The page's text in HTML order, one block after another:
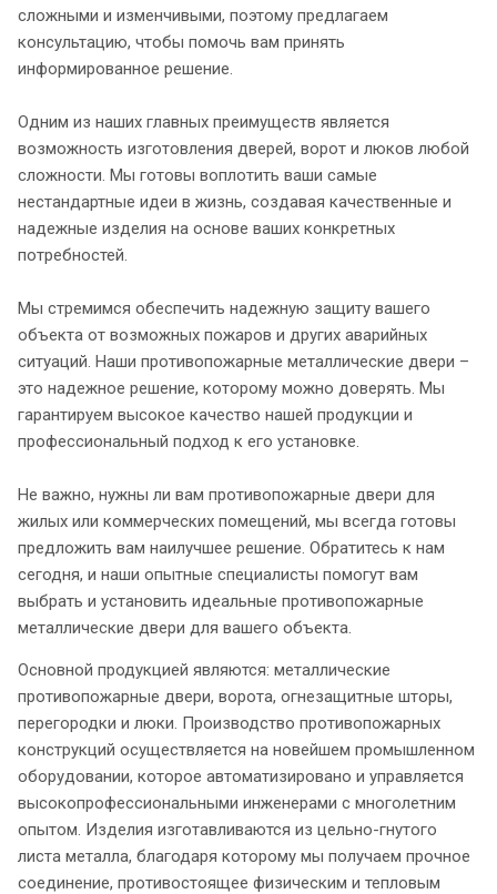
сложными и изменчивыми, поэтому предлагаем
консультацию, чтобы помочь вам принять
информированное решение.
Одним из наших главных преимуществ является
возможность изготовления дверей, ворот и люков любой
сложности. Мы готовы воплотить ваши самые
нестандартные идеи в жизнь, создавая качественные и
надежные изделия на основе ваших конкретных
потребностей.
Мы стремимся обеспечить надежную защиту вашего
объекта от возможных пожаров и других аварийных
ситуаций. Наши противопожарные металлические двери –
это надежное решение, которому можно доверять. Мы
гарантируем высокое качество нашей продукции и
профессиональный подход к его установке.
Не важно, нужны ли вам противопожарные двери для
жилых или коммерческих помещений, мы всегда готовы
предложить вам наилучшее решение. Обратитесь к нам
сегодня, и наши опытные специалисты помогут вам
выбрать и установить идеальные противопожарные
металлические двери для вашего объекта.
Основной продукцией являются: металлические
противопожарные двери, ворота, огнезащитные шторы,
перегородки и люки. Производство противопожарных
конструкций осуществляется на новейшем промышленном
оборудовании, которое автоматизировано и управляется
высокопрофессиональными инженерами с многолетним
опытом. Изделия изготавливаются из цельно-гнутого
листа металла, благодаря которому мы получаем прочное
соединение, противостоящее физическим и тепловым